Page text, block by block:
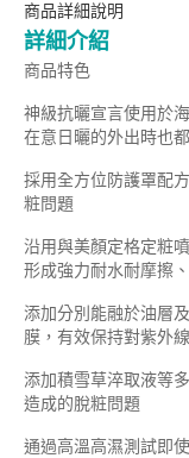
商品詳細說明
詳細介紹
商品特色
神級抗曬宣言使用於
在意日曬的外出時也
採用全方位防護罩配
粧問題
沿用與美顏定格定粧
形成強力耐水耐摩擦
添加分別能融於油層
膜，有效保持對紫外
添加積雪草淬取液等
造成的脫粧問題
通過高溫高濕測試即